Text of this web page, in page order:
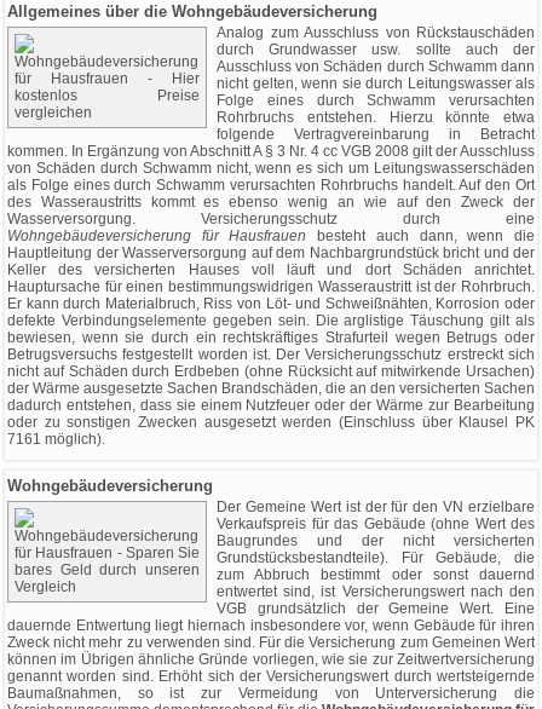
Allgemeines über die Wohngebäudeversicherung
Analog zum Ausschluss von Rückstauschäden
durch Grundwasser usw. sollte auch der
Ausschluss von Schäden durch Schwamm dann
nicht gelten, wenn sie durch Leitungswasser als
Folge eines durch Schwamm verursachten
Rohrbruchs entstehen. Hierzu könnte etwa
folgende Vertragvereinbarung in Betracht
kommen. In Ergänzung von Abschnitt A § 3 Nr. 4 cc VGB 2008 gilt der Ausschluss
von Schäden durch Schwamm nicht, wenn es sich um Leitungswasserschäden
als Folge eines durch Schwamm verursachten Rohrbruchs handelt. Auf den Ort
des Wasseraustritts kommt es ebenso wenig an wie auf den Zweck der
Wasserversorgung. Versicherungsschutz durch eine
Wohngebäudeversicherung für Hausfrauen
besteht auch dann, wenn die
Hauptleitung der Wasserversorgung auf dem Nachbargrundstück bricht und der
Keller des versicherten Hauses voll läuft und dort Schäden anrichtet.
Hauptursache für einen bestimmungswidrigen Wasseraustritt ist der Rohrbruch.
Er kann durch Materialbruch, Riss von Löt- und Schweißnähten, Korrosion oder
defekte Verbindungselemente gegeben sein. Die arglistige Täuschung gilt als
bewiesen, wenn sie durch ein rechtskräftiges Strafurteil wegen Betrugs oder
Betrugsversuchs festgestellt worden ist. Der Versicherungsschutz erstreckt sich
nicht auf Schäden durch Erdbeben (ohne Rücksicht auf mitwirkende Ursachen)
der Wärme ausgesetzte Sachen Brandschäden, die an den versicherten Sachen
dadurch entstehen, dass sie einem Nutzfeuer oder der Wärme zur Bearbeitung
oder zu sonstigen Zwecken ausgesetzt werden (Einschluss über Klausel PK
7161 möglich).
Wohngebäudeversicherung
Der Gemeine Wert ist der für den VN erzielbare
Verkaufspreis für das Gebäude (ohne Wert des
Baugrundes und der nicht versicherten
Grundstücksbestandteile). Für Gebäude, die
zum Abbruch bestimmt oder sonst dauernd
entwertet sind, ist Versicherungswert nach den
VGB grundsätzlich der Gemeine Wert. Eine
dauernde Entwertung liegt hiernach insbesondere vor, wenn Gebäude für ihren
Zweck nicht mehr zu verwenden sind. Für die Versicherung zum Gemeinen Wert
können im Übrigen ähnliche Gründe vorliegen, wie sie zur Zeitwertversicherung
genannt worden sind. Erhöht sich der Versicherungswert durch wertsteigernde
Baumaßnahmen, so ist zur Vermeidung von Unterversicherung die